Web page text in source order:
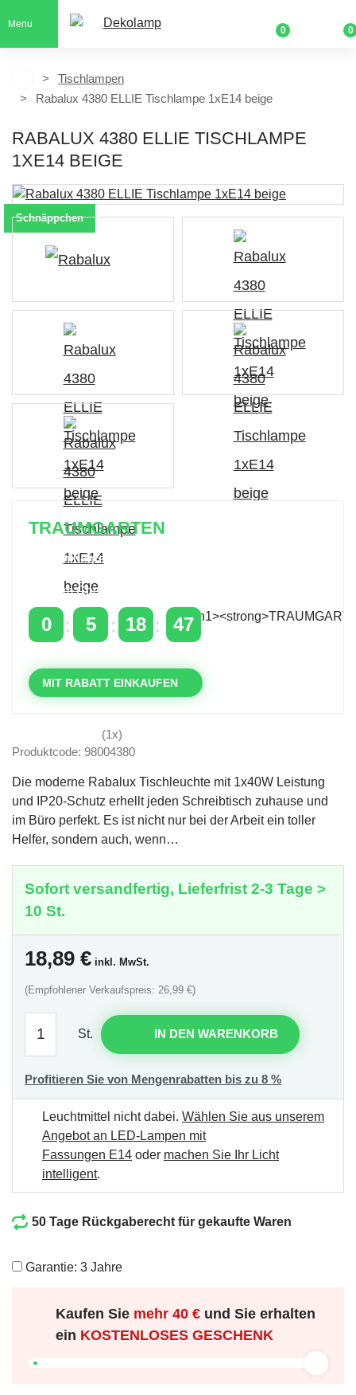
Menu
0 0
Tischlampen
Rabalux 4380 ELLIE Tischlampe 1xE14 beige
RABALUX 4380 ELLIE TISCHLAMPE
1XE14 BEIGE
Schnäppchen
TRAUMGARTEN
Zeitlich begrenzter 20 % Rabatt auf Bestellungen
mit dem Code: VIP20DE
0 5 18 46
MIT RABATT EINKAUFEN
(1x)
Produktcode: 98004380
Die moderne Rabalux Tischleuchte mit 1x40W Leistung
und IP20-Schutz erhellt jeden Schreibtisch zuhause und
im Büro perfekt. Es ist nicht nur bei der Arbeit ein toller
Helfer, sondern auch, wenn…
Sofort versandfertig, Lieferfrist 2-3 Tage >
10 St.
18,89 € inkl. MwSt.
(Empfohlener Verkaufspreis: 26,99 €)
St. IN DEN WARENKORB
Profitieren Sie von Mengenrabatten bis zu 8 %
Leuchtmittel nicht dabei. Wählen Sie aus unserem
Angebot an LED-Lampen mit
Fassungen E14 oder machen Sie Ihr Licht
intelligent.
50 Tage Rückgaberecht für gekaufte Waren
Garantie: 3 Jahre
Kaufen Sie mehr40 €und Sie erhalten
ein KOSTENLOSES GESCHENK